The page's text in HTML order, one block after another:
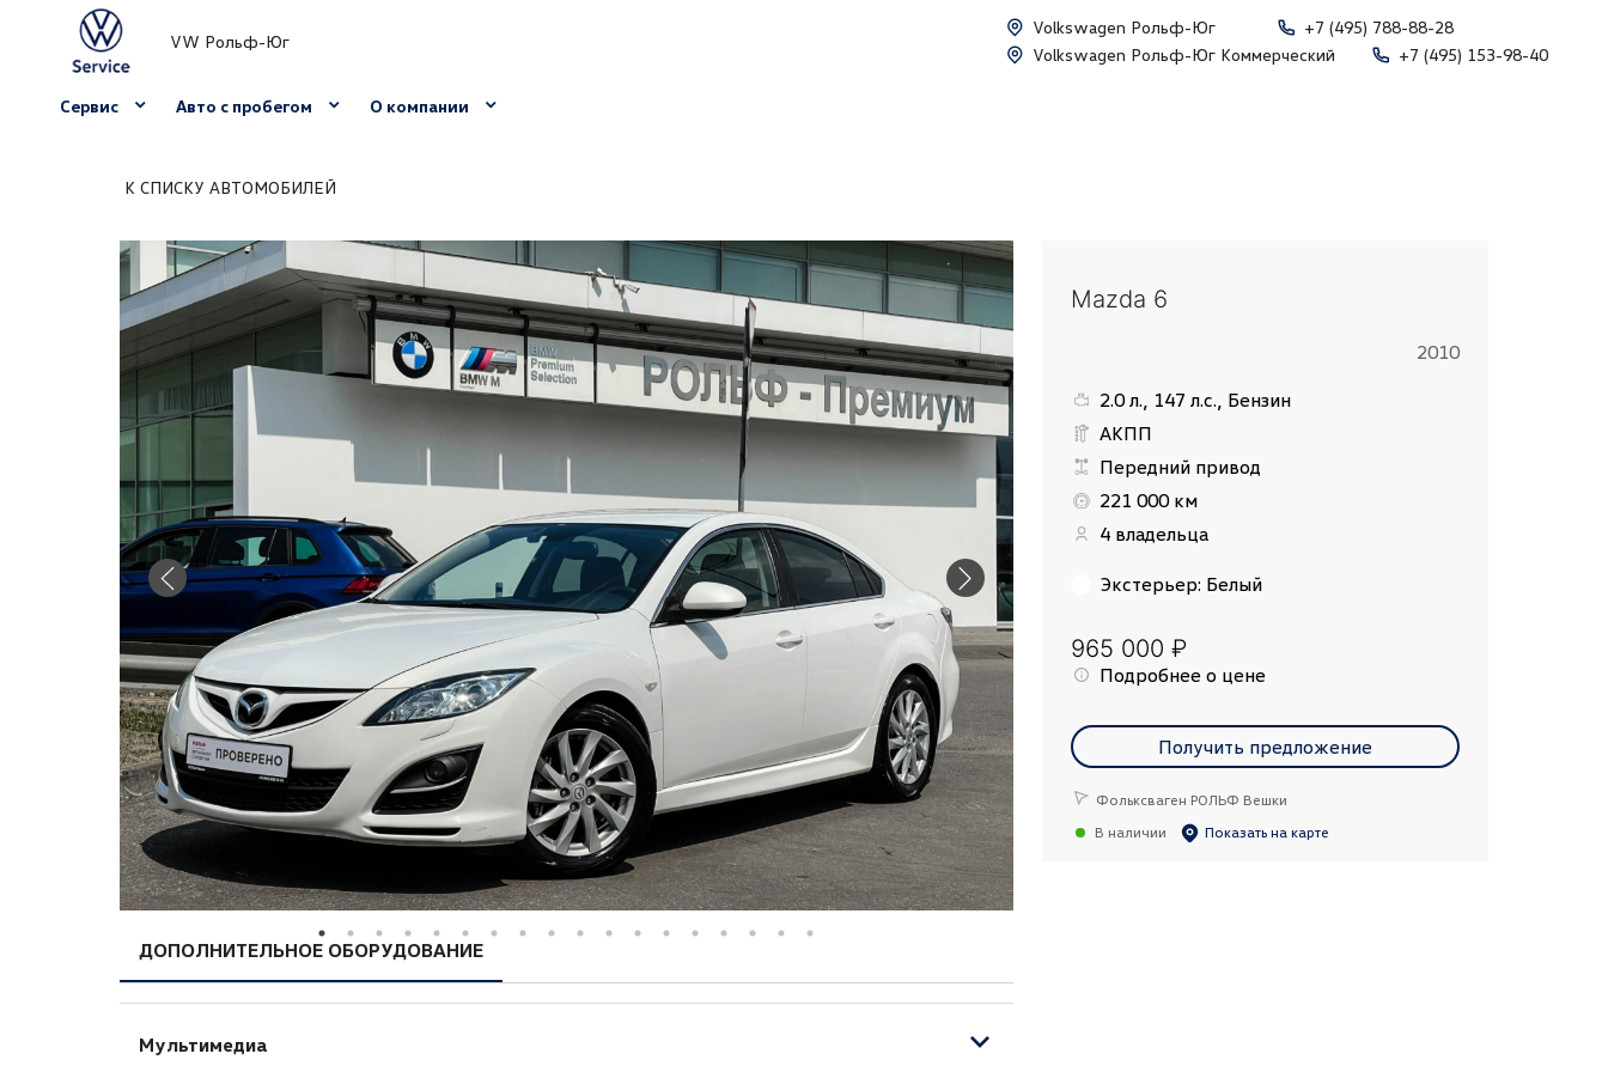
VW Рольф-Юг
Volkswagen Рольф-Юг
+7 (495) 788-88-28
Volkswagen Рольф-Юг Коммерческий
+7 (495) 153-98-40
Сервис Авто с пробегом О компании
К СПИСКУ АВТОМОБИЛЕЙ
ДОПОЛНИТЕЛЬНОЕ ОБОРУДОВАНИЕ
Мультимедиа
Mazda 6
2010
2.0 л., 147 л.с., Бензин
АКПП
Передний привод
221 000 км
4 владельца
Экстерьер: Белый
965 000 ₽
Подробнее о цене
Получить предложение
Фольксваген РОЛЬФ Вешки
В наличии
Показать на карте